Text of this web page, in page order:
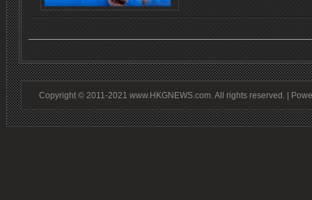
Copyright © 2011-2021 www.HKGNEWS.com. All rights reserved. |